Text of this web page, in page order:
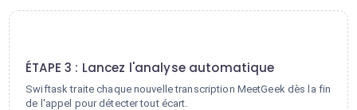
ÉTAPE 3 : Lancez l'analyse automatique
Swiftask traite chaque nouvelle transcription MeetGeek dès la fin
de l'appel pour détecter tout écart.